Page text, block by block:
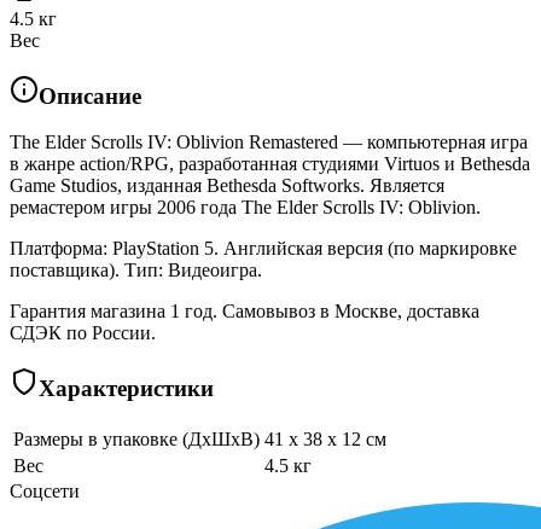
4.5 кг
Вес
Описание
The Elder Scrolls IV: Oblivion Remastered — компьютерная игра
в жанре action/RPG, разработанная студиями Virtuos и Bethesda
Game Studios, изданная Bethesda Softworks. Является
ремастером игры 2006 года The Elder Scrolls IV: Oblivion.
Платформа: PlayStation 5. Английская версия (по маркировке
поставщика). Тип: Видеоигра.
Гарантия магазина 1 год. Самовывоз в Москве, доставка
СДЭК по России.
Характеристики
Размеры в упаковке (ДхШхВ) 41 x 38 x 12 см
Вес
4.5 кг
Соцсети